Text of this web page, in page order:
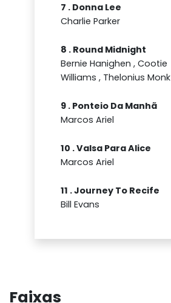
7 . Donna Lee
Charlie Parker
8 . Round Midnight
Bernie Hanighen , Cootie
Williams , Thelonius Monk
9 . Ponteio Da Manhã
Marcos Ariel
10 . Valsa Para Alice
Marcos Ariel
11 . Journey To Recife
Bill Evans
Faixas